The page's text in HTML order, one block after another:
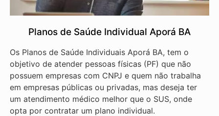
Planos de Saúde Individual Aporá BA
Os Planos de Saúde Individuais Aporá BA, tem o
objetivo de atender pessoas físicas (PF) que não
possuem empresas com CNPJ e quem não trabalha
em empresas públicas ou privadas, mas deseja ter
um atendimento médico melhor que o SUS, onde
opta por contratar um plano individual.